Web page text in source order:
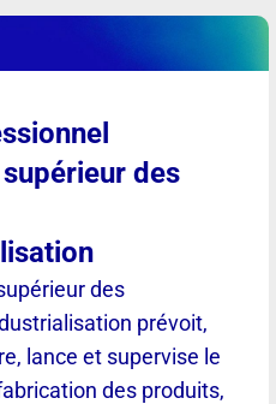
des
des
prévoit,
lance et supervise le
des produits,